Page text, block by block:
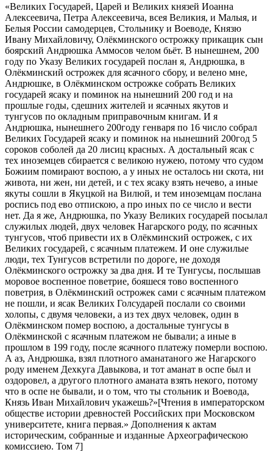
«Великих Государей, Царей и Великих князей Иоанна
Алексеевича, Петра Алексеевича, всея Великия, и Малыя, и
Белыя России самодерцев, Стольнику и Воеводе, Князю
Ивану Михайловичу, Олёкминского острожку прикащик сын
боярский Андрюшка Аммосов челом бьёт. В нынешнем, 200
году по Указу Великих государей послан я, Андрюшка, в
Олёкминский острожек для ясачного сбору, и велено мне,
Андрюшке, в Олёкминском острожке собрать Великих
государей ясаку и поминок на нынешний 200 год и на
прошлые годы, сдешних жителей и ясачных якутов и
тунгусов по окладным приправочным книгам. И я
Андрюшка, нынешнего 200году генваря по 16 число собрал
Великих Государей ясаку и поминок на нынешний 200год 5
сороков соболей да 20 лисиц красных. А достальный ясак с
тех иноземцев сбирается с великою нужею, потому что судом
Божиим помирают воспою, а у иных не осталось ни скота, ни
живота, ни жен, ни детей, и с тех ясаку взять нечево, а иные
якуты сошли в Якуцкой на Вилюй, и тем иноземцам послана
роспись под ево отпискою, а про иных по се число и вести
нет. Да я же, Андрюшка, по Указу Великих государей посылал
служилых людей, двух человек Нагарского роду, по ясачных
тунгусов, чтоб привести их в Олёкминский острожек, с их
Великих государей, с ясачным платежем. И оне служилые
люди, тех Тунгусов встретили по дороге, не доходя
Олёкминского острожку за два дня. И те Тунгусы, послышав
моровое воспенное поветрие, бояшеся тово воспенного
поветрия, в Олёкминский острожек сами с ясачным платежом
не пошли, и ясак Великих Голсударей послали со своими
холопы, с двумя человеки, а из тех двух человек, один в
Олёкминском помер воспою, а достальные тунгусы в
Олёкминской с ясачным платежом не бывали; а иные в
прошлом в 199 году, после ясачного платежу померли воспою.
А аз, Андрюшка, взял плотного аманатаного же Нагарского
роду именем Дехкуга Давыкова, и тот аманат в оспе был и
оздоровел, а другого плотного аманата взять некого, потому
что в оспе не бывали, и о том, что ты стольник и Воевода,
Князь Иван Михайлович укажешь?»[Чтения в императорском
обществе истории древностей Российских при Московском
университете, книга первая.» Дополнения к актам
историческим, собранные и изданные Археографическою
комиссиею. Том 7]